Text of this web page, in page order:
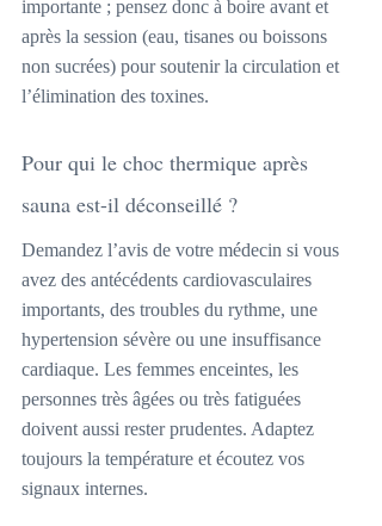
importante ; pensez donc à boire avant et
après la session (eau, tisanes ou boissons
non sucrées) pour soutenir la circulation et
l’élimination des toxines.
Pour qui le choc thermique après
sauna est-il déconseillé ?
Demandez l’avis de votre médecin si vous
avez des antécédents cardiovasculaires
importants, des troubles du rythme, une
hypertension sévère ou une insuffisance
cardiaque. Les femmes enceintes, les
personnes très âgées ou très fatiguées
doivent aussi rester prudentes. Adaptez
toujours la température et écoutez vos
signaux internes.